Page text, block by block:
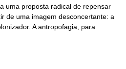
uma proposta radical de repensar
de uma imagem desconcertante: a
A antropofagia, para